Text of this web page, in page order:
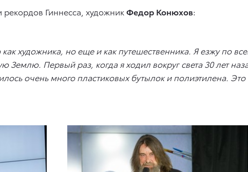
Гиннесса, художникФедор Конюхов:
художника, но еще и как путешественника. Я езжу по
Первый раз, когда я ходил вокруг света 30 лет
очень много пластиковых бутылок и полиэтилена.